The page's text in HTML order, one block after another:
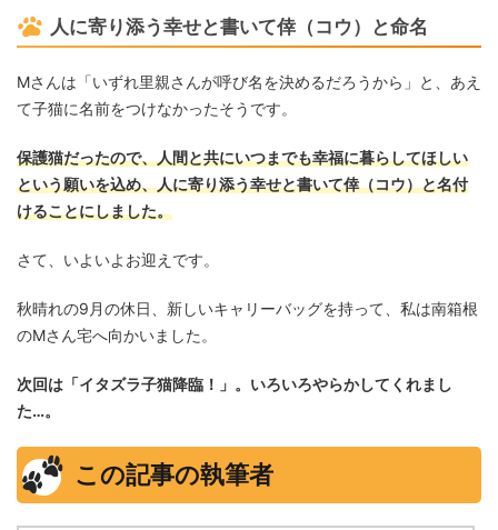
人に寄り添う幸せと書いて倖（コウ）と命名
Mさんは「いずれ里親さんが呼び名を決めるだろうから」と、あえ
て子猫に名前をつけなかったそうです。
保護猫だったので、人間と共にいつまでも幸福に暮らしてほしい
という願いを込め、人に寄り添う幸せと書いて倖（コウ）と名付
けることにしました。
さて、いよいよお迎えです。
秋晴れの9月の休日、新しいキャリーバッグを持って、私は南箱根
のMさん宅へ向かいました。
次回は「イタズラ子猫降臨！」。いろいろやらかしてくれまし
た…。
この記事の執筆者